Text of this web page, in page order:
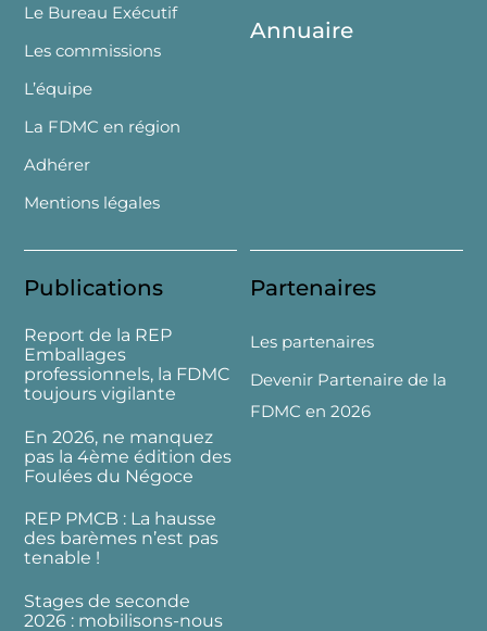
Le Bureau Exécutif
Les commissions
L’équipe
La FDMC en région
Adhérer
Mentions légales
Annuaire
Publications
Report de la REP
Emballages
professionnels, la FDMC
toujours vigilante
En 2026, ne manquez
pas la 4ème édition des
Foulées du Négoce
REP PMCB : La hausse
des barèmes n’est pas
tenable !
Stages de seconde
2026 : mobilisons-nous
Partenaires
Les partenaires
Devenir Partenaire de la
FDMC en 2026